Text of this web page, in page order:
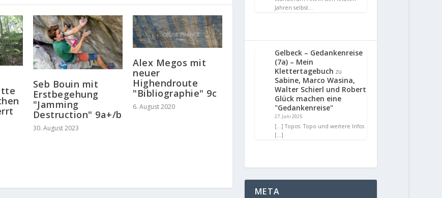
Seb Bouin mit
Erstbegehung
"Jamming
Destruction" 9a+/b
30. August 2023
Alex Megos mit
neuer
Highendroute
"Bibliographie" 9c
6. August 2020
Jahren selbst…
Gelbeck – Gedankenreise
(7a) – Mein
Klettertagebuch zu
Sabine, Marco Wasina,
Walter Schierl und Robert
Glück machen eine
"Gedankenreise"
27. Juni 2025
[…] Topos: Topo und weitere Infos
[…]
META